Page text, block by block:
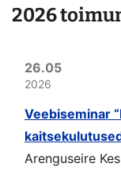
2026
26.05
2026
Veebiseminar
Arenguseire